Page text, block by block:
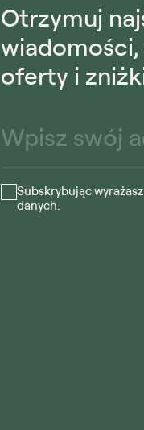
Otrzymuj
oferty i
Subskrybując
danych.